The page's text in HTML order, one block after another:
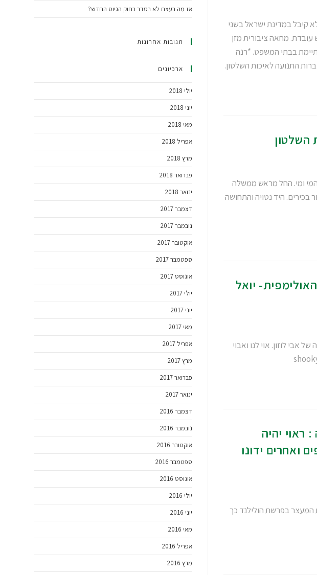
קיבל במדינת ישראל בשני
מחאה ציבורית מזן
בבתי המשפט. *רנה
התנועה לאיכות השלטון.
השלטון
המי ומי. החל מראש ממשלה
בכירים. היד נטויה והתחושה
יואל
לוזון. אוי לנו ואבוי
ראוי יהיה
ואחרים ידונו
המעצר בפרשת הולילנד כך
אז מה בעצם לא בסדר בחוק הגיוס החדש?
תגובות אחרונות
ארכיונים
יולי 2018
יוני 2018
מאי 2018
אפריל 2018
מרץ 2018
פברואר 2018
ינואר 2018
דצמבר 2017
נובמבר 2017
אוקטובר 2017
ספטמבר 2017
אוגוסט 2017
יולי 2017
יוני 2017
מאי 2017
אפריל 2017
מרץ 2017
פברואר 2017
ינואר 2017
דצמבר 2016
נובמבר 2016
אוקטובר 2016
ספטמבר 2016
אוגוסט 2016
יולי 2016
יוני 2016
מאי 2016
אפריל 2016
מרץ 2016